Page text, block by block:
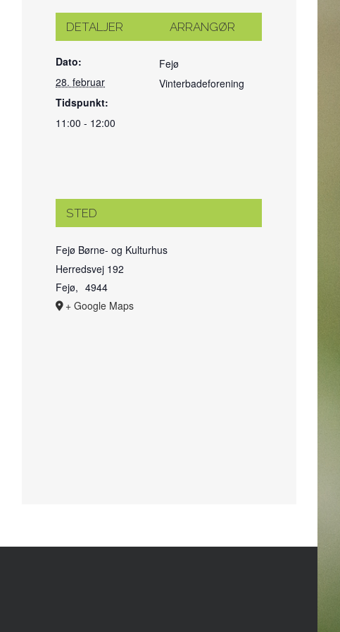
DETALJER
Dato:
28. februar
Tidspunkt:
11:00 - 12:00
ARRANGØR
Fejø
Vinterbadeforening
STED
Fejø Børne- og Kulturhus
Herredsvej 192
Fejø, 4944
+ Google Maps